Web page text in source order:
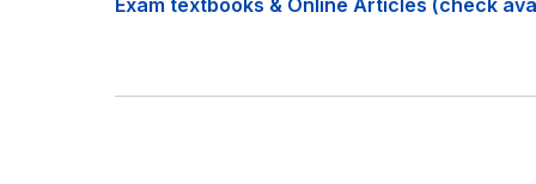
Exam textbooks & Online Articles (check